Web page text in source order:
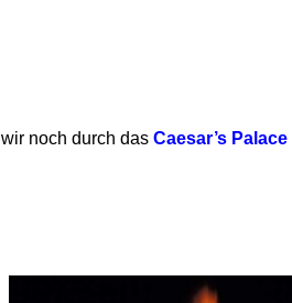
noch durch dasCaesar’s Palace